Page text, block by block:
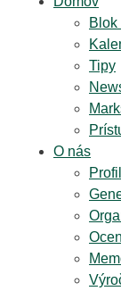
Blok
Tipy
O nás